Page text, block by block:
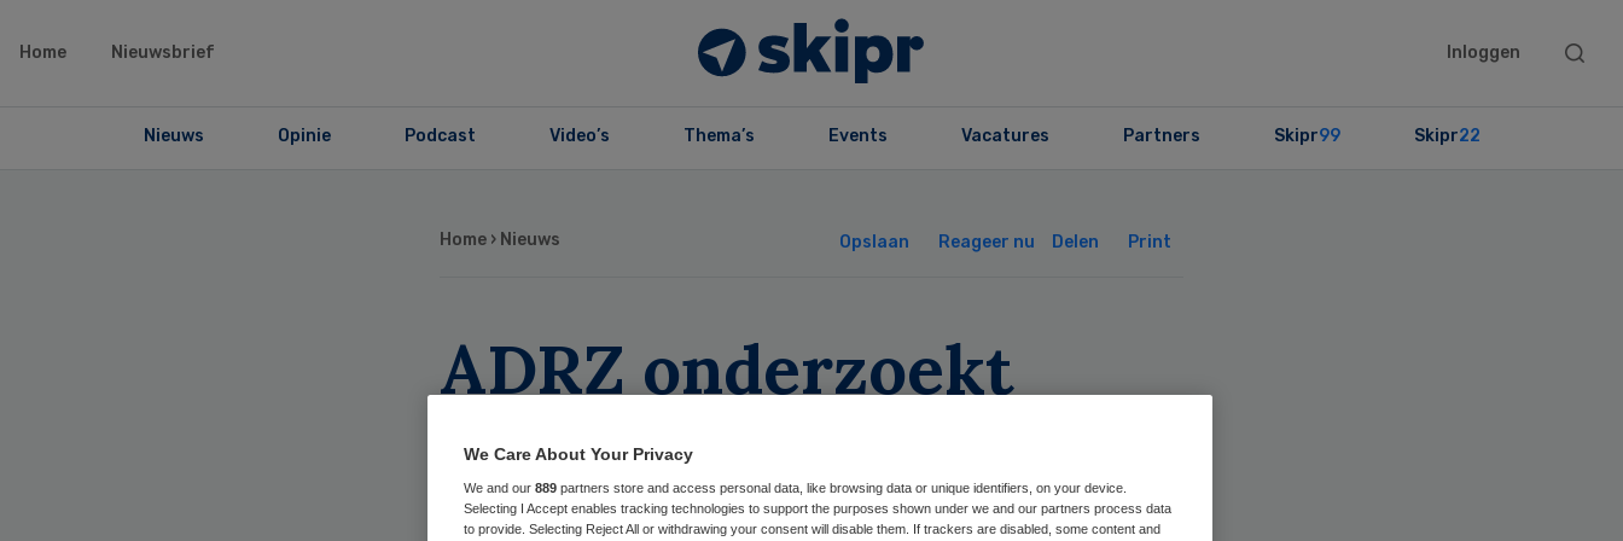
Home Nieuwsbrief Inloggen
Search
Nieuws Opinie Podcast Video’s Thema’s Events Vacatures Partners Skipr99 Skipr22
Home › Nieuws Opslaan Reageer nu Delen Print
ADRZ onderzoekt
patiënten op VRE-
bacterie
We Care About Your Privacy
We and our 889 partners store and access personal data, like browsing data or unique identifiers, on your device.
Selecting I Accept enables tracking technologies to support the purposes shown under we and our partners process data
to provide. Selecting Reject All or withdrawing your consent will disable them. If trackers are disabled, some content and